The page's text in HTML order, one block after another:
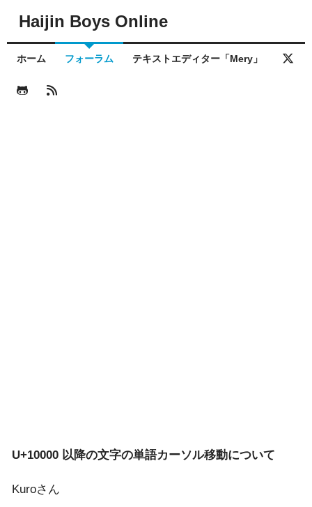
Haijin Boys Online
ホーム フォーラム テキストエディター「Mery」
U+10000 以降の文字の単語カーソル移動について
Kuroさん